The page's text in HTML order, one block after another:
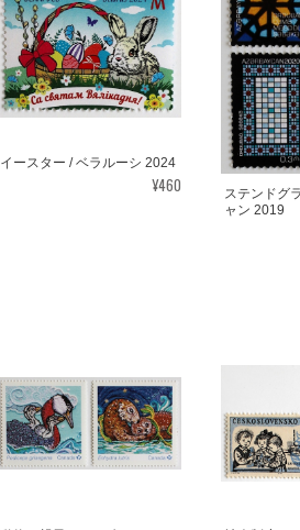
イースター / ベラルーシ 2024
¥460
ステンドグ
ャン 2019